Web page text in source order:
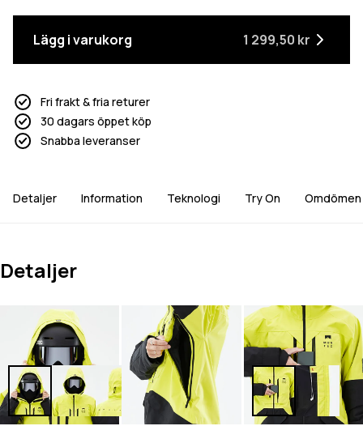
Lägg i varukorg 1 299,50 kr
Fri frakt & fria returer
30 dagars öppet köp
Snabba leveranser
Detaljer Information Teknologi Try On Omdömen
Detaljer